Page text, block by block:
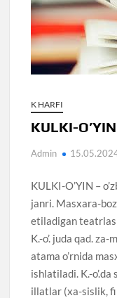
K HARFI
KULKI-O’YIN
Admin
KULKI-O’YIN –
janri. Masxara-
etiladigan
K.-o’. juda qad.
atama o’rnida
ishlatiladi. K.-
illatlar (xa-sislik,